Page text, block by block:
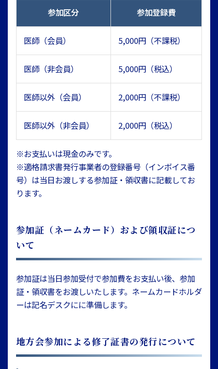
参加区分 参加登録費
医師（会員） 5,000円（不課税）
医師（非会員） 5,000円（税込）
医師以外（会員） 2,000円（不課税）
医師以外（非会員） 2,000円（税込）
※お支払いは現金のみです。
※適格請求書発行事業者の登録番号（インボイス番
号）は当日お渡しする参加証・領収書に記載してお
ります。
参加証（ネームカード）および領収証につ
いて
参加証は当日参加受付で参加費をお支払い後、参加
証・領収書をお渡しいたします。ネームカードホルダ
ーは記名デスクにに準備します。
地方会参加による修了証書の発行について